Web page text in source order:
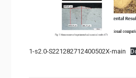
1-s2.0-S221282712400502X-main